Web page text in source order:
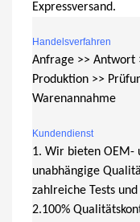
Expressversand.
Handelsverfahren
Anfrage >> Antwort
Produktion >>
Warenannahme
Kundendienst
1. Wir bieten OEM-
unabhängige
zahlreiche Tests
2.100%